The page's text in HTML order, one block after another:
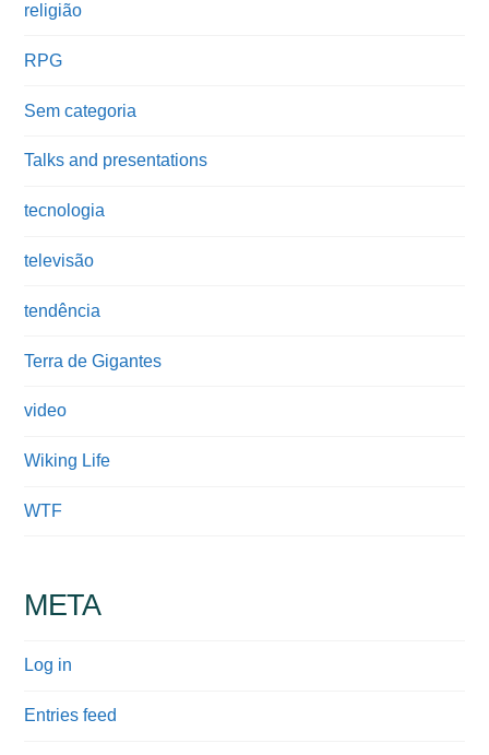
religião
RPG
Sem categoria
Talks and presentations
tecnologia
televisão
tendência
Terra de Gigantes
video
Wiking Life
WTF
META
Log in
Entries feed